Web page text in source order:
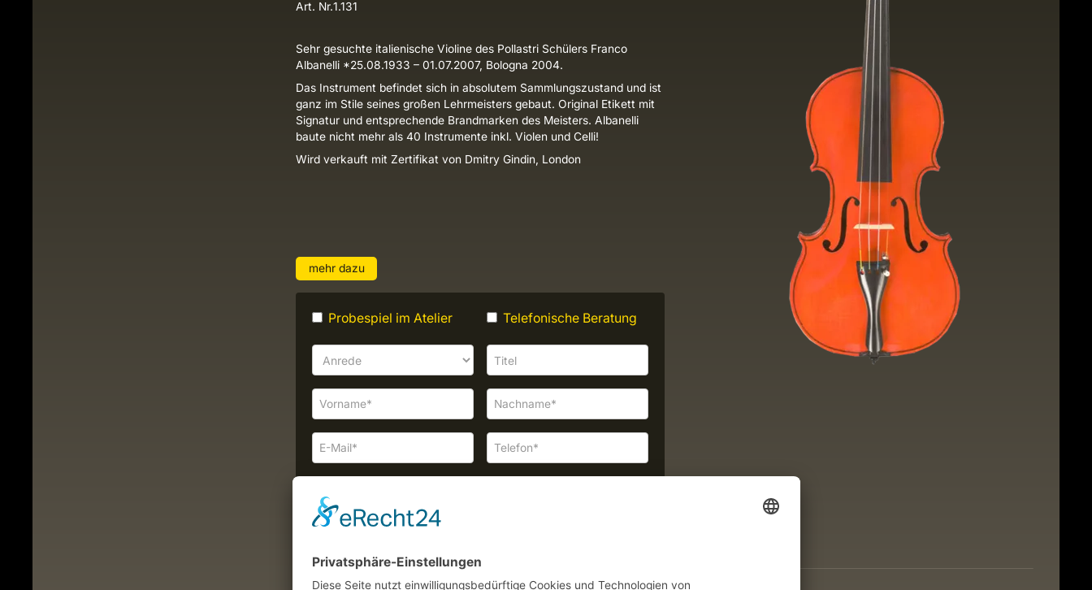
Art. Nr.1.131
Sehr gesuchte italienische Violine des Pollastri Schülers Franco
Albanelli *25.08.1933 – 01.07.2007, Bologna 2004.
Das Instrument befindet sich in absolutem Sammlungszustand und ist
ganz im Stile seines großen Lehrmeisters gebaut. Original Etikett mit
Signatur und entsprechende Brandmarken des Meisters. Albanelli
baute nicht mehr als 40 Instrumente inkl. Violen und Celli!
Wird verkauft mit Zertifikat von Dmitry Gindin, London
mehr dazu
Probespiel im Atelier Telefonische Beratung